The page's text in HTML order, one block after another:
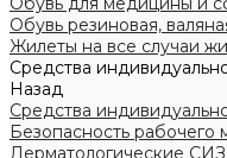
Обувь резиновая,
Жилеты на все случаи
Средства
Назад
Средства
Безопасность рабочего
Дерматологические СИЗ